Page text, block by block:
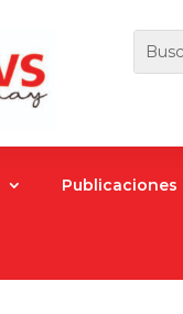
Publicaciones